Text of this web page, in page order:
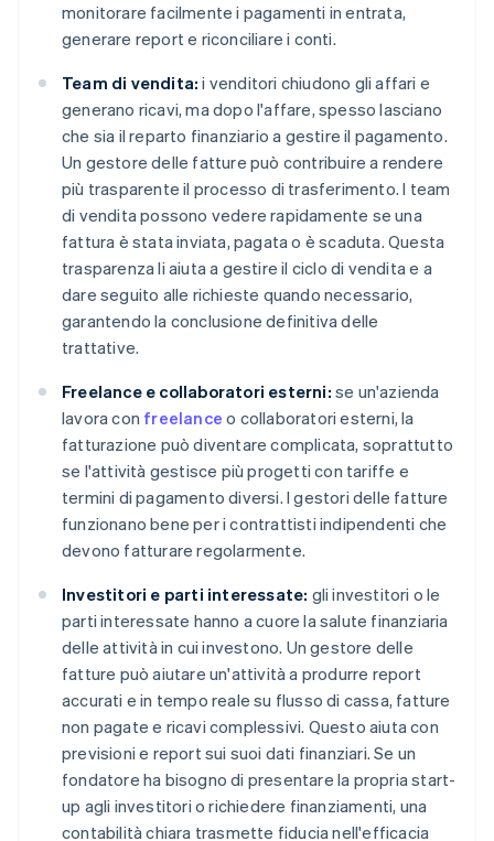
monitorare facilmente i pagamenti in entrata,
generare report e riconciliare i conti.
Team di vendita: i venditori chiudono gli affari e
generano ricavi, ma dopo l'affare, spesso lasciano
che sia il reparto finanziario a gestire il pagamento.
Un gestore delle fatture può contribuire a rendere
più trasparente il processo di trasferimento. I team
di vendita possono vedere rapidamente se una
fattura è stata inviata, pagata o è scaduta. Questa
trasparenza li aiuta a gestire il ciclo di vendita e a
dare seguito alle richieste quando necessario,
garantendo la conclusione definitiva delle
trattative.
Freelance e collaboratori esterni: se un'azienda
lavora con freelance o collaboratori esterni, la
fatturazione può diventare complicata, soprattutto
se l'attività gestisce più progetti con tariffe e
termini di pagamento diversi. I gestori delle fatture
funzionano bene per i contrattisti indipendenti che
devono fatturare regolarmente.
Investitori e parti interessate: gli investitori o le
parti interessate hanno a cuore la salute finanziaria
delle attività in cui investono. Un gestore delle
fatture può aiutare un'attività a produrre report
accurati e in tempo reale su flusso di cassa, fatture
non pagate e ricavi complessivi. Questo aiuta con
previsioni e report sui suoi dati finanziari. Se un
fondatore ha bisogno di presentare la propria start-
up agli investitori o richiedere finanziamenti, una
contabilità chiara trasmette fiducia nell'efficacia